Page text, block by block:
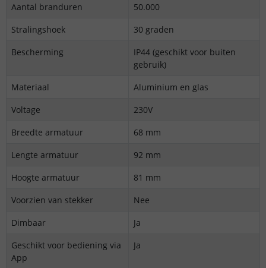
Aantal branduren
50.000
Stralingshoek
30 graden
Bescherming
IP44 (geschikt voor buiten
gebruik)
Materiaal
Aluminium en glas
Voltage
230V
Breedte armatuur
68 mm
Lengte armatuur
92 mm
Hoogte armatuur
81 mm
Voorzien van stekker
Nee
Dimbaar
Ja
Geschikt voor bediening via
App
Ja